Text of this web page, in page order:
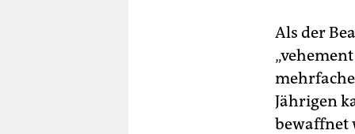
Als der
Jährigen
bewaffnet